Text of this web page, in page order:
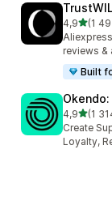
4,9na 5
(1
Łączna
reviews &
Built
4,9na 5
(1
Łączna
Create
Loyalty,